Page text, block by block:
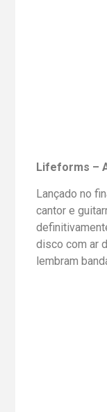
Lifeforms –
Lançado no
cantor e
disco com ar
lembram